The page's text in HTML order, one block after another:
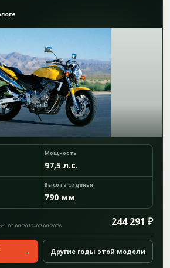
Мощность
97,5 л.с.
Высота сиденья
790 мм
244 291 ₽
· 03.08.2017–02.08.2026
→ Другие годы этой модели